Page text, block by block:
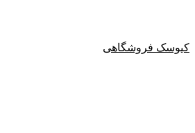
کیوسک فروشگاهی